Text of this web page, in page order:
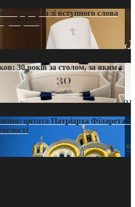
формула зі вступного слова
доктрини
30 років за столом, за яким є
цитата Патріарха Філарета з